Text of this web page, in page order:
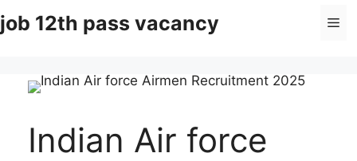
to
job 12th pass vacancy
Indian Air force